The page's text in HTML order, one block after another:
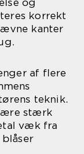
korrekt
kanter
af flere
teknik.
stærk
væk fra